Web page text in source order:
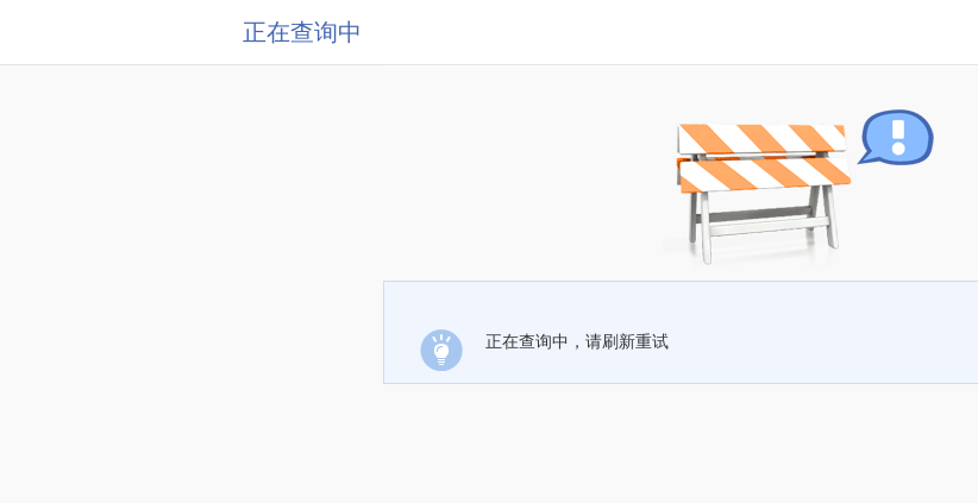
正在查询中
正在查询中，请刷新重试